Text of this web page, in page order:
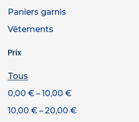
Paniers garnis
Vêtements
Prix
Tous
0,00 € –10,00 €
10,00 € –20,00 €